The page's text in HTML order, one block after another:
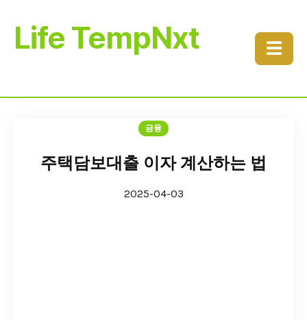
Life TempNxt ☰
금융
주택담보대출 이자 계산하는 법
2025-04-03